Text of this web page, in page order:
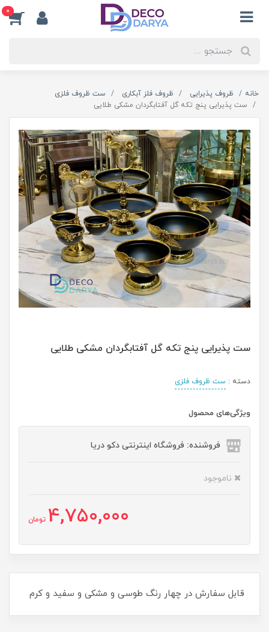
0
خانه ظروف پذیرایی ظروف فلز آبکاری
ست ظروف فلزی
ست پذیرایی پنج تکه گل آفتابگردان مشکی طلایی
ست پذیرایی پنج تکه گل آفتابگردان مشکی طلایی
دسته : ست ظروف فلزی
ویژگی‌های محصول
فروشنده: فروشگاه اینترنتی دکو دریا
ناموجود
4,750,000 تومان
قابل سفارش در چهار رنگ طوسی و مشکی و سفید و کرم